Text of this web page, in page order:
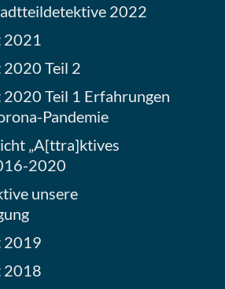
2022
2021
Teil 2
Teil 1 Erfahrungen
Pandemie
„A[ttra]ktives
2020
unsere
2019
2018